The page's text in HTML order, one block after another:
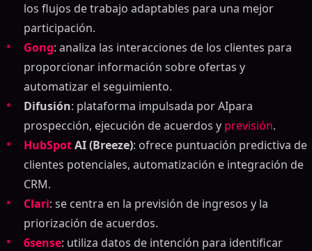
los flujos de trabajo adaptables para una mejor
participación.
Gong: analiza las interacciones de los clientes para
proporcionar información sobre ofertas y
automatizar el seguimiento.
Difusión: plataforma impulsada por AIpara
prospección, ejecución de acuerdos y previsión.
HubSpotAI (Breeze): ofrece puntuación predictiva de
clientes potenciales, automatización e integración de
CRM.
Clari: se centra en la previsión de ingresos y la
priorización de acuerdos.
6sense: utiliza datos de intención para identificar